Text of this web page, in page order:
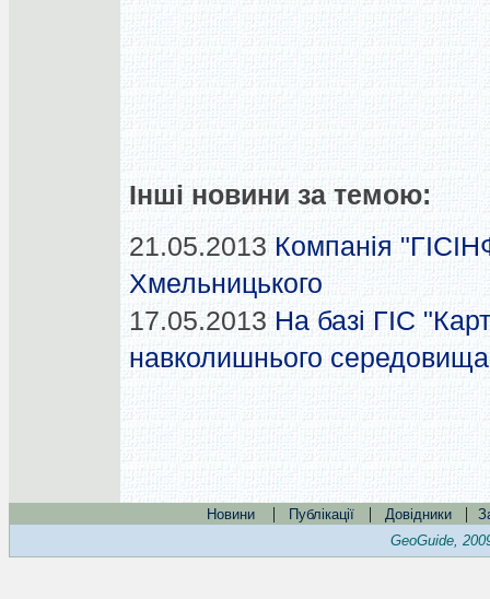
Інші новини за темою:
21.05.2013 Компанія
Хмельницького
17.05.2013 На базі ГІС
навколишнього
Новини | Публікації | Довідники |
GeoGuide,